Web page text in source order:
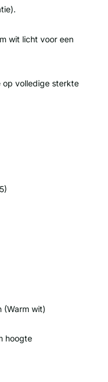
wit licht voor een
op volledige sterkte
(Warm wit)
hoogte